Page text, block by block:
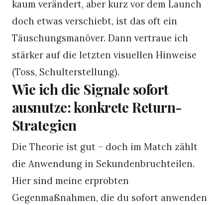
kaum verändert, aber kurz vor dem Launch
doch etwas verschiebt, ist das oft ein
Täuschungsmanöver. Dann vertraue ich
stärker auf die letzten visuellen Hinweise
(Toss, Schulterstellung).
Wie ich die Signale sofort
ausnutze: konkrete Return-
Strategien
Die Theorie ist gut – doch im Match zählt
die Anwendung in Sekundenbruchteilen.
Hier sind meine erprobten
Gegenmaßnahmen, die du sofort anwenden